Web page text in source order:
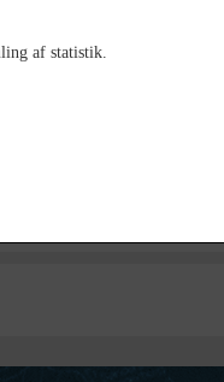
Holbæk-
Holbæk-Arkiverne /
Tølløse sogn, Tølløse
af statistik.